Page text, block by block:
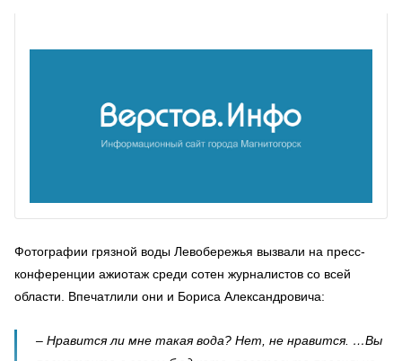
Фотографии грязной воды Левобережья вызвали на пресс-
конференции ажиотаж среди сотен журналистов со всей
области. Впечатлили они и Бориса Александровича:
– Нравится ли мне такая вода? Нет, не нравится. …Вы